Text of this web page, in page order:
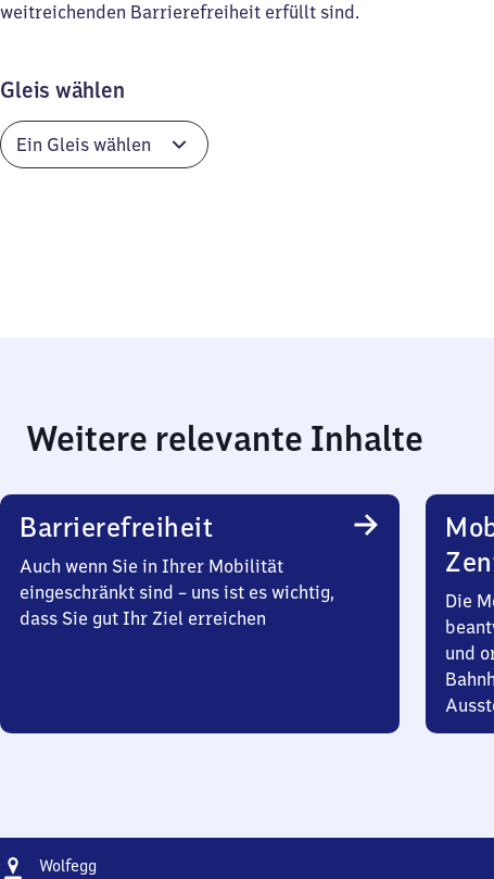
weitreichenden Barrierefreiheit erfüllt sind.
Gleis wählen
Weitere relevante Inhalte
Barrierefreiheit
Auch wenn Sie in Ihrer Mobilität
eingeschränkt sind – uns ist es wichtig,
dass Sie gut Ihr Ziel erreichen
Die
und
Adresse
Wolfegg